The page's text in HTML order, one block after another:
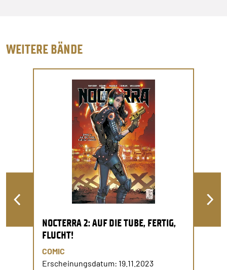
WEITERE BÄNDE
NOCTERRA 2: AUF DIE TUBE, FERTIG,
FLUCHT!
COMIC
Erscheinungsdatum: 19.11.2023